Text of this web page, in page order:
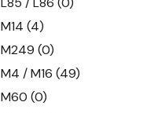
M14 (4)
M249 (0)
M4 / M16 (49)
M60 (0)